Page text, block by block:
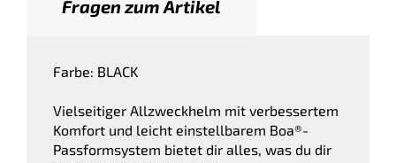
Fragen zum Artikel
Farbe: BLACK
Vielseitiger Allzweckhelm mit verbessertem
Komfort und leicht einstellbarem Boa®-
Passformsystem bietet dir alles, was du dir